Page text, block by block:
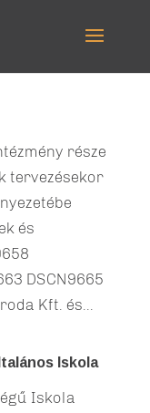
része
tervezésekor
és
DSCN9665
Kft. és...
Iskola
Iskola